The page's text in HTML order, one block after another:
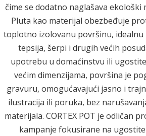
čime se dodatno naglašava ekološki
Pluta kao materijal obezbeđuje
toplotno izolovanu površinu, idealnu
tepsija, šerpi i drugih većih
upotrebu u domaćinstvu ili
većim dimenzijama, površina je
gravuru, omogućavajući jasno i
ilustracija ili poruka, bez
materijala. CORTEX POT je odličan
kampanje fokusirane na